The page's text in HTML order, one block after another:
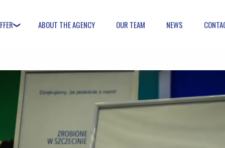
ABOUT THE AGENCY OUR TEAM NEWS